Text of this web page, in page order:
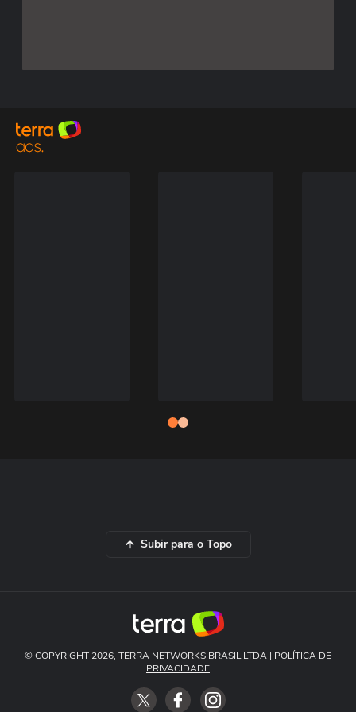
Subir para o Topo
© COPYRIGHT 2026, TERRA NETWORKS BRASIL LTDA | POLÍTICA DE
PRIVACIDADE